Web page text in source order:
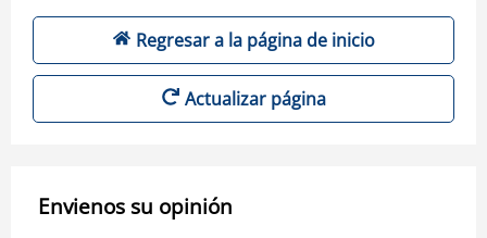
Regresar a la página de inicio
Actualizar página
Envienos su opinión